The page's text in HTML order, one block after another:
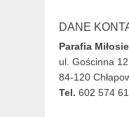
DANE
Parafia
ul. Gościnna
84-120
Tel. 602 574